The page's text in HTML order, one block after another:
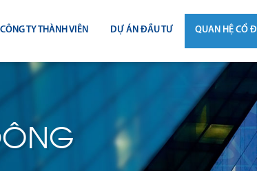
CÔNG TY THÀNH VIÊN DỰ ÁN ĐẦU TƯ QUAN HỆ CỔ
CÔNG BỐ
ĐẠI HỘI
BÁO CÁO